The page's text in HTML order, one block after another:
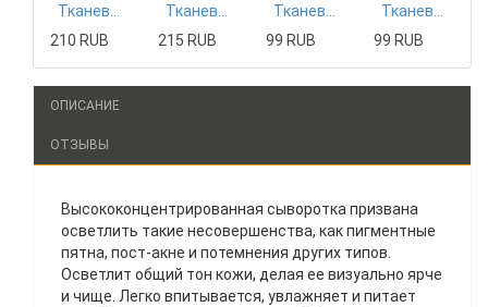
210 RUB
215 RUB
99 RUB
99 RUB
ОПИСАНИЕ
ОТЗЫВЫ
Высококонцентрированная сыворотка призвана
осветлить такие несовершенства, как пигментные
пятна, пост-акне и потемнения других типов.
Осветлит общий тон кожи, делая ее визуально ярче
и чище. Легко впитывается, увлажняет и питает